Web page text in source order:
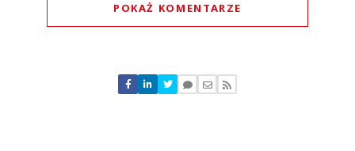
POKAŻ KOMENTARZE